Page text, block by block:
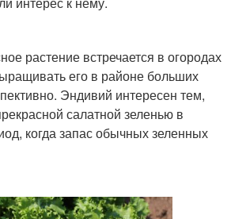
растение встречается в огородах
его в районе больших
Эндивий интересен тем,
салатной зеленью в
когда запас обычных зеленных